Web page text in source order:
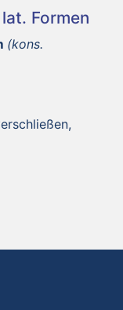
Formen
(kons.